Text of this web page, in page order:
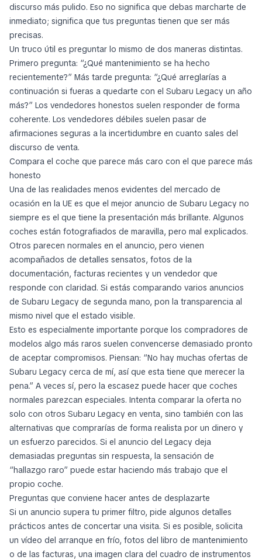
discurso más pulido. Eso no significa que debas marcharte de
inmediato; significa que tus preguntas tienen que ser más
precisas.
Un truco útil es preguntar lo mismo de dos maneras distintas.
Primero pregunta: “¿Qué mantenimiento se ha hecho
recientemente?” Más tarde pregunta: “¿Qué arreglarías a
continuación si fueras a quedarte con el Subaru Legacy un año
más?” Los vendedores honestos suelen responder de forma
coherente. Los vendedores débiles suelen pasar de
afirmaciones seguras a la incertidumbre en cuanto sales del
discurso de venta.
Compara el coche que parece más caro con el que parece más
honesto
Una de las realidades menos evidentes del mercado de
ocasión en la UE es que el mejor anuncio de Subaru Legacy no
siempre es el que tiene la presentación más brillante. Algunos
coches están fotografiados de maravilla, pero mal explicados.
Otros parecen normales en el anuncio, pero vienen
acompañados de detalles sensatos, fotos de la
documentación, facturas recientes y un vendedor que
responde con claridad. Si estás comparando varios anuncios
de Subaru Legacy de segunda mano, pon la transparencia al
mismo nivel que el estado visible.
Esto es especialmente importante porque los compradores de
modelos algo más raros suelen convencerse demasiado pronto
de aceptar compromisos. Piensan: “No hay muchas ofertas de
Subaru Legacy cerca de mí, así que esta tiene que merecer la
pena.” A veces sí, pero la escasez puede hacer que coches
normales parezcan especiales. Intenta comparar la oferta no
solo con otros Subaru Legacy en venta, sino también con las
alternativas que comprarías de forma realista por un dinero y
un esfuerzo parecidos. Si el anuncio del Legacy deja
demasiadas preguntas sin respuesta, la sensación de
“hallazgo raro” puede estar haciendo más trabajo que el
propio coche.
Preguntas que conviene hacer antes de desplazarte
Si un anuncio supera tu primer filtro, pide algunos detalles
prácticos antes de concertar una visita. Si es posible, solicita
un vídeo del arranque en frío, fotos del libro de mantenimiento
o de las facturas, una imagen clara del cuadro de instrumentos